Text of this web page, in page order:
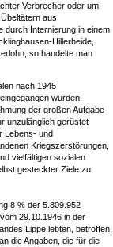
Verbrecher oder um
aus
durch Internierung in einem
Hillerheide,
so handelte man
nach 1945
wurden,
der großen Aufgabe
unzulänglich gerüstet
Lebens- und
Kriegszerstörungen,
vielfältigen sozialen
gesteckter Ziele zu
8 % der 5.809.952
29.10.1946 in der
Lippe lebten, betroffen.
die Angaben, die für die